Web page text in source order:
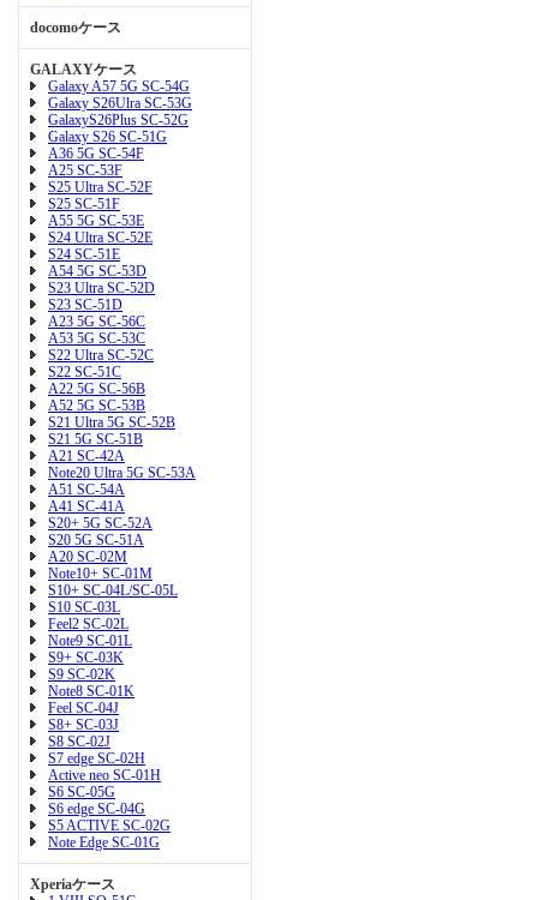
docomoケース
GALAXYケース
Galaxy A57 5G SC-54G
Galaxy S26Ulra SC-53G
GalaxyS26Plus SC-52G
Galaxy S26 SC-51G
A36 5G SC-54F
A25 SC-53F
S25 Ultra SC-52F
S25 SC-51F
A55 5G SC-53E
S24 Ultra SC-52E
S24 SC-51E
A54 5G SC-53D
S23 Ultra SC-52D
S23 SC-51D
A23 5G SC-56C
A53 5G SC-53C
S22 Ultra SC-52C
S22 SC-51C
A22 5G SC-56B
A52 5G SC-53B
S21 Ultra 5G SC-52B
S21 5G SC-51B
A21 SC-42A
Note20 Ultra 5G SC-53A
A51 SC-54A
A41 SC-41A
S20+ 5G SC-52A
S20 5G SC-51A
A20 SC-02M
Note10+ SC-01M
S10+ SC-04L/SC-05L
S10 SC-03L
Feel2 SC-02L
Note9 SC-01L
S9+ SC-03K
S9 SC-02K
Note8 SC-01K
Feel SC-04J
S8+ SC-03J
S8 SC-02J
S7 edge SC-02H
Active neo SC-01H
S6 SC-05G
S6 edge SC-04G
S5 ACTIVE SC-02G
Note Edge SC-01G
Xperiaケース